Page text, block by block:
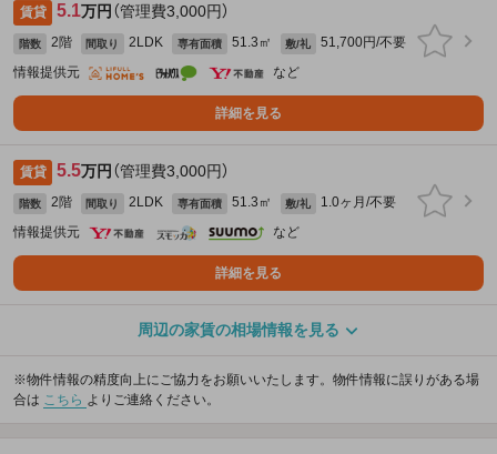
賃貸 5.1万円 （管理費3,000円）
階数 2階 間取り 2LDK 専有面積 51.3㎡ 敷/礼
51,700円/不要
情報提供元
など
詳細を見る
賃貸 5.5万円 （管理費3,000円）
階数 2階 間取り 2LDK 専有面積 51.3㎡ 敷/礼
1.0ヶ月/不要
情報提供元
など
詳細を見る
周辺の家賃の相場情報を見る
※物件情報の精度向上にご協力をお願いいたします。物件情報に誤りがある場
合は こちら よりご連絡ください。